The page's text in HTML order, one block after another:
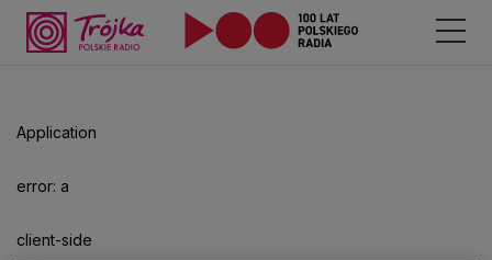
Application
error: a
client-side
aby
odtwarzać.